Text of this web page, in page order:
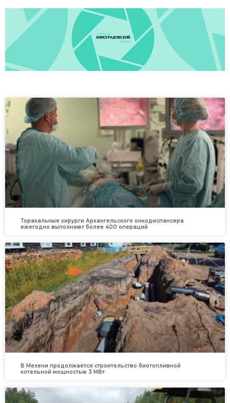
Торакальные хирурги Архангельского онкодиспансера
ежегодно выполняют более 400 операций
В Мезени продолжается строительство биотопливной
котельной мощностью 3 МВт